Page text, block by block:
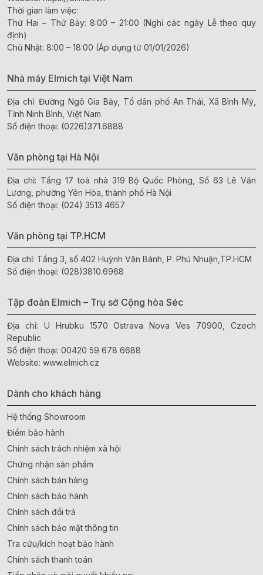
Thời gian làm việc:
Thứ Hai – Thứ Bảy: 8:00 – 21:00 (Nghỉ các ngày Lễ theo quy
định)
Chủ Nhật: 8:00 – 18:00 (Áp dụng từ 01/01/2026)
Nhà máy Elmich tại Việt Nam
Địa chỉ: Đường Ngô Gia Bảy, Tổ dân phố An Thái, Xã Bình Mỹ,
Tỉnh Ninh Bình, Việt Nam
Số điện thoại: (0226)371.6888
Văn phòng tại Hà Nội
Địa chỉ: Tầng 17 toà nhà 319 Bộ Quốc Phòng, Số 63 Lê Văn
Lương, phường Yên Hòa, thành phố Hà Nội
Số điện thoại: (024) 3513 4657
Văn phòng tại TP.HCM
Địa chỉ: Tầng 3, số 402 Huỳnh Văn Bánh, P. Phú Nhuận,TP.HCM
Số điện thoại: (028)3810.6968
Tập đoàn Elmich – Trụ sở Cộng hòa Séc
Địa chỉ: U Hrubku 1570 Ostrava Nova Ves 70900, Czech
Republic
Số điện thoại: 00420 59 678 6688
Website: www.elmich.cz
Dành cho khách hàng
Hệ thống Showroom
Điểm bảo hành
Chính sách trách nhiệm xã hội
Chứng nhận sản phẩm
Chính sách bán hàng
Chính sách bảo hành
Chính sách đổi trả
Chính sách bảo mật thông tin
Tra cứu/kích hoạt bảo hành
Chính sách thanh toán